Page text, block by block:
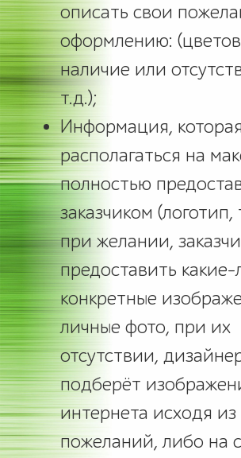
описать свои
оформлению:
наличие или
т.д.);
Информация,
располагаться на
полностью
заказчиком (логотип,
при желании,
предоставить
конкретные
личные фото, при их
отсутствии,
подберёт
интернета исходя
пожеланий, либо на